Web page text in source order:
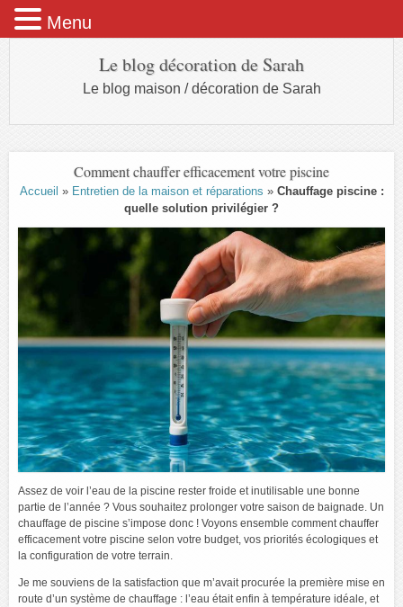
Le blog décoration de Sarah
Le blog maison / décoration de Sarah
Comment chauffer efficacement votre piscine
Accueil » Entretien de la maison et réparations » Chauffage piscine :
quelle solution privilégier ?
Assez de voir l’eau de la piscine rester froide et inutilisable une bonne
partie de l’année ? Vous souhaitez prolonger votre saison de baignade. Un
chauffage de piscine s’impose donc ! Voyons ensemble comment chauffer
efficacement votre piscine selon votre budget, vos priorités écologiques et
la configuration de votre terrain.
Je me souviens de la satisfaction que m’avait procurée la première mise en
route d’un système de chauffage : l’eau était enfin à température idéale, et
Menu